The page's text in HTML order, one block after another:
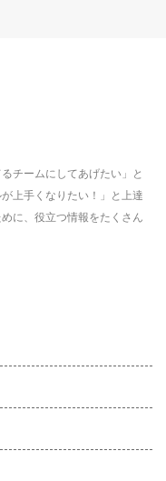
チームにしてあげたい」と
上手くなりたい！」と上達
に、役立つ情報をたくさん